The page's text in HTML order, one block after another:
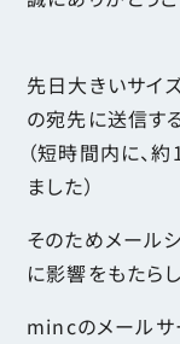
先日大きいサイ
の宛先に送信す
（短時間内に、
ました）
そのためメール
に影響をもたら
mincのメールサ